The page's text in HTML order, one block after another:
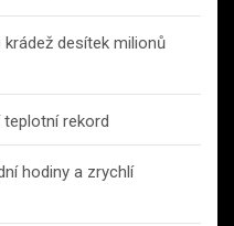
desítek milionů
teplotní rekord
hodiny a zrychlí